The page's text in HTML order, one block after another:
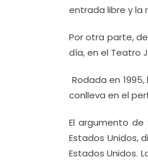
entrada libre y la
Por otra parte,
día, en el Teatro
Rodada en
conlleva en el
El argumento
Estados Unidos,
Estados Unidos.